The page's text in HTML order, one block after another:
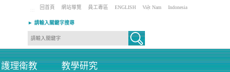
::: 回首頁 網站導覽 員工專區 ENGLISH Việt Nam Indonesia
► 請輸入關鍵字搜尋
護理衛教 教學研究